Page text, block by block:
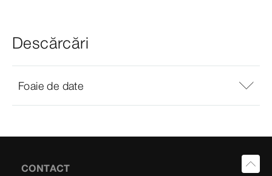
Descărcări
Foaie de date
CONTACT